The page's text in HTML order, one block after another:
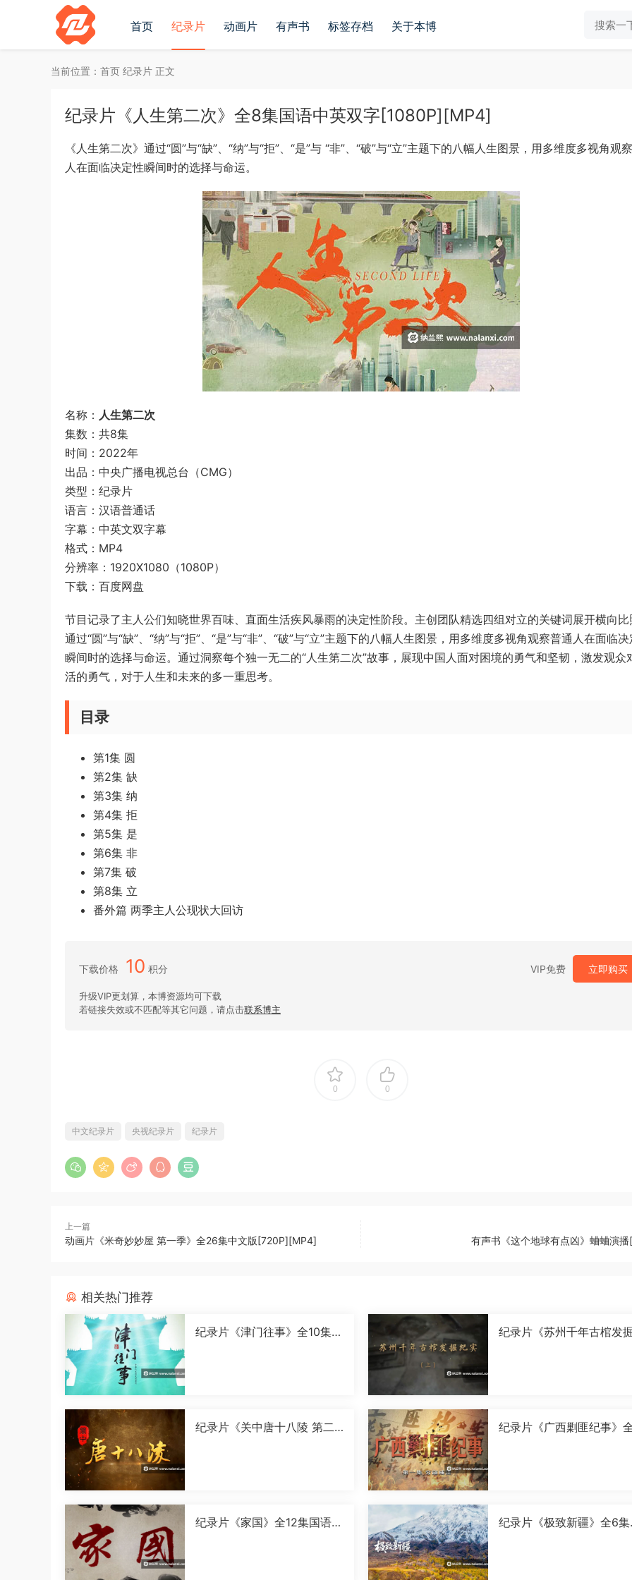
首页 纪录片 动画片 有声书 标签存档 关于本博
当前位置： 首页 纪录片 正文
纪录片《人生第二次》全8集国语中英双字[1080P][MP4]
《人生第二次》通过“圆”与“缺”、“纳”与“拒”、“是”与 “非”、“破”与“立”主题下的八幅人生图景，用多维度多视角观
人在面临决定性瞬间时的选择与命运。
名称： 人生第二次
集数：共8集
时间：2022年
出品：中央广播电视总台（CMG）
类型：纪录片
语言：汉语普通话
字幕：中英文双字幕
格式：MP4
分辨率：1920X1080（1080P）
下载：百度网盘
节目记录了主人公们知晓世界百味、直面生活疾风暴雨的决定性阶段。主创团队精选四组对立的关键词展开横向比
通过“圆”与“缺”、“纳”与“拒”、“是”与“非”、“破”与“立”主题下的八幅人生图景，用多维度多视角观察普通人在面临
瞬间时的选择与命运。通过洞察每个独一无二的“人生第二次”故事，展现中国人面对困境的勇气和坚韧，激发观众
活的勇气，对于人生和未来的多一重思考。
目录
第1集 圆
第2集 缺
第3集 纳
第4集 拒
第5集 是
第6集 非
第7集 破
第8集 立
番外篇 两季主人公现状大回访
下载价格 10 积分 VIP免费 立即购买
升级VIP更划算，本博资源均可下载
若链接失效或不匹配等其它问题，请点击联系博主
0 0
中文纪录片 央视纪录片 纪录片
上一篇
动画片《米奇妙妙屋 第一季》全26集中文版[720P][MP4] 有声书《这个地球有点凶》蛐蛐演
相关热门推荐
纪录片《津门往事》全10集国
纪录片《苏州千年古棺发
纪录片《关中唐十八陵 第二
纪录片《广西剿匪纪事》
纪录片《家国》全12集国语中
纪录片《极致新疆》全6集